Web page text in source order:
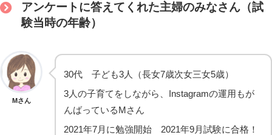
アンケートに答えてくれた主婦のみなさん（試
験当時の年齢）
Mさん
30代 子ども3人（長女7歳次女三女5歳）
3人の子育てをしながら、Instagramの運用もが
んばっているMさん
2021年7月に勉強開始 2021年9月試験に合格！